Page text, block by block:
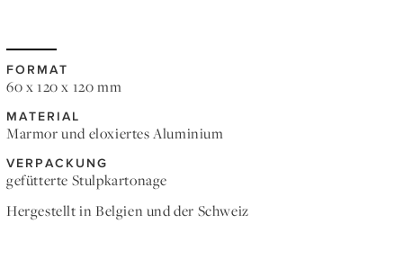
FORMAT
60 x 120 x 120 mm
MATERIAL
Marmor und eloxiertes Aluminium
VERPACKUNG
gefütterte Stulpkartonage
Hergestellt in Belgien und der Schweiz